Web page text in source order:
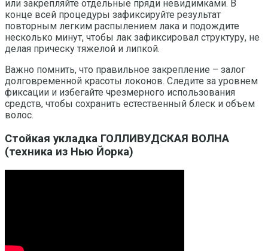
или закрепляйте отдельные пряди невидимками. В
конце всей процедуры зафиксируйте результат
повторным легким распылением лака и подождите
несколько минут, чтобы лак зафиксировал структуру, не
делая прическу тяжелой и липкой.
Важно помнить, что правильное закрепление – залог
долговременной красоты локонов. Следите за уровнем
фиксации и избегайте чрезмерного использования
средств, чтобы сохранить естественный блеск и объем
волос.
Стойкая укладка ГОЛЛИВУДСКАЯ ВОЛНА
(техника из Нью Йорка)